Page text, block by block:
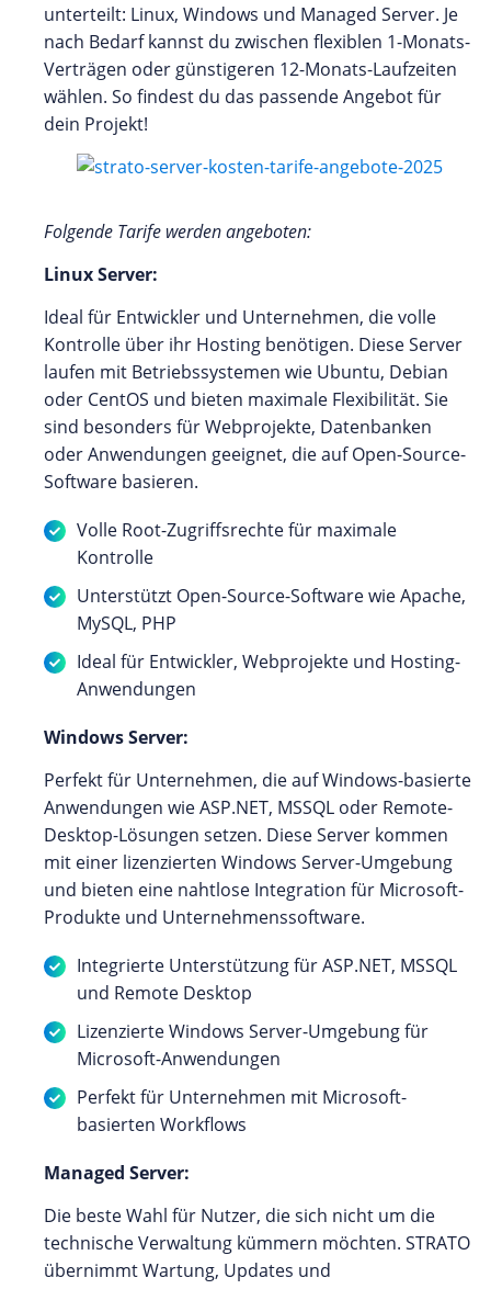
unterteilt: Linux, Windows und Managed Server. Je
nach Bedarf kannst du zwischen flexiblen 1-Monats-
Verträgen oder günstigeren 12-Monats-Laufzeiten
wählen. So findest du das passende Angebot für
dein Projekt!
Folgende Tarife werden angeboten:
Linux Server:
Ideal für Entwickler und Unternehmen, die volle
Kontrolle über ihr Hosting benötigen. Diese Server
laufen mit Betriebssystemen wie Ubuntu, Debian
oder CentOS und bieten maximale Flexibilität. Sie
sind besonders für Webprojekte, Datenbanken
oder Anwendungen geeignet, die auf Open-Source-
Software basieren.
Volle Root-Zugriffsrechte für maximale
Kontrolle
Unterstützt Open-Source-Software wie Apache,
MySQL, PHP
Ideal für Entwickler, Webprojekte und Hosting-
Anwendungen
Windows Server:
Perfekt für Unternehmen, die auf Windows-basierte
Anwendungen wie ASP.NET, MSSQL oder Remote-
Desktop-Lösungen setzen. Diese Server kommen
mit einer lizenzierten Windows Server-Umgebung
und bieten eine nahtlose Integration für Microsoft-
Produkte und Unternehmenssoftware.
Integrierte Unterstützung für ASP.NET, MSSQL
und Remote Desktop
Lizenzierte Windows Server-Umgebung für
Microsoft-Anwendungen
Perfekt für Unternehmen mit Microsoft-
basierten Workflows
Managed Server:
Die beste Wahl für Nutzer, die sich nicht um die
technische Verwaltung kümmern möchten. STRATO
übernimmt Wartung, Updates und